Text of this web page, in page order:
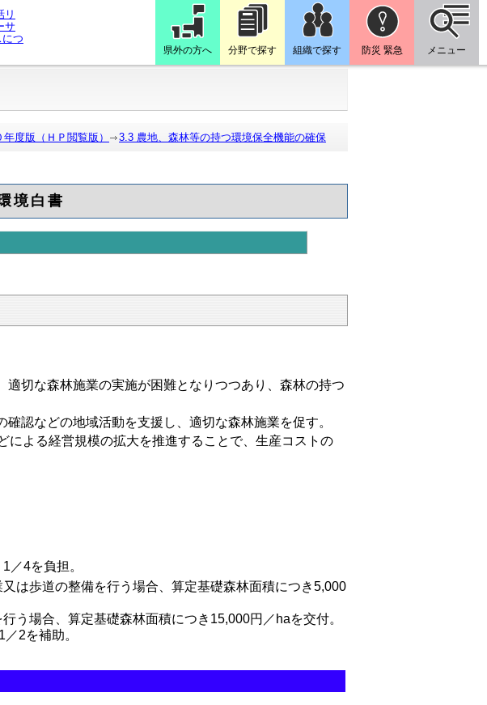
県外の方へ 分野で探す 組織で探す 防災 緊急 メニュー
度版（ＨＰ閲覧版） 3.3 農地、森林等の持つ環境保全機能の確保
境白書
切な森林施業の実施が困難となりつつあり、森林の持つ
認などの地域活動を支援し、適切な森林施業を促す。
よる経営規模の拡大を推進することで、生産コストの
4を負担。
は歩道の整備を行う場合、算定基礎森林面積につき5,000
う場合、算定基礎森林面積につき15,000円／haを交付。
2を補助。